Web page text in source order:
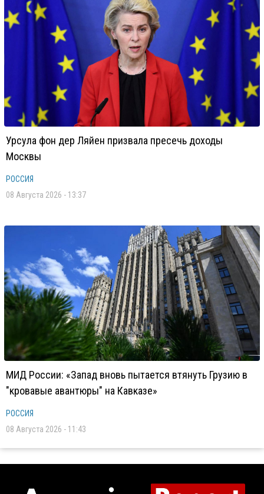
Урсула фон дер Ляйен призвала пресечь доходы
Москвы
РОССИЯ
08 Августа 2026 - 13:37
МИД России: «Запад вновь пытается втянуть Грузию в
"кровавые авантюры" на Кавказе»
РОССИЯ
08 Августа 2026 - 11:43